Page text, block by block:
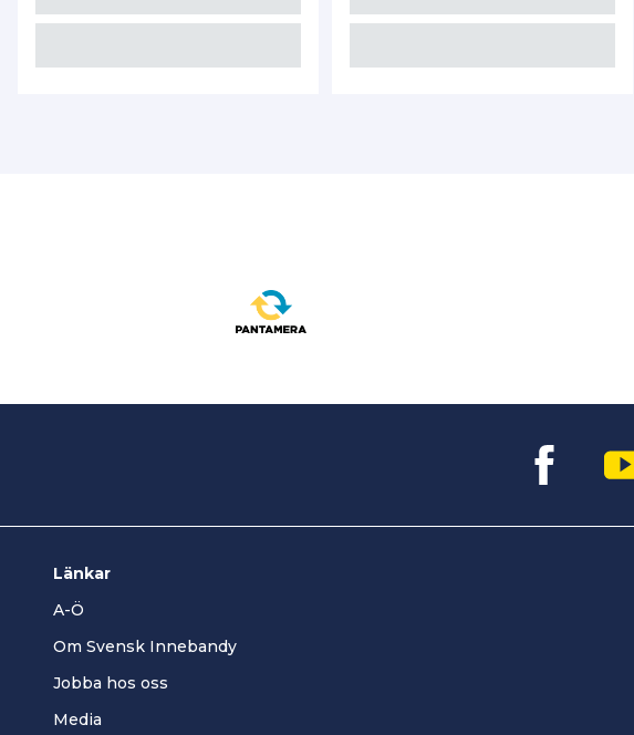
Länkar
A-Ö
Om Svensk Innebandy
Jobba hos oss
Media